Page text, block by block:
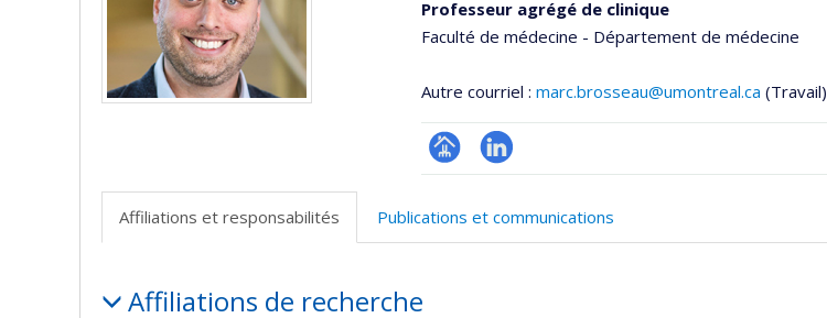
Professeur agrégé de clinique
Faculté de médecine - Département de médecine
Autre courriel : marc.brosseau@umontreal.ca (Travail)
Page LinkedIn
Affiliations et responsabilités
Publications et communications
etAffiliations de recherche